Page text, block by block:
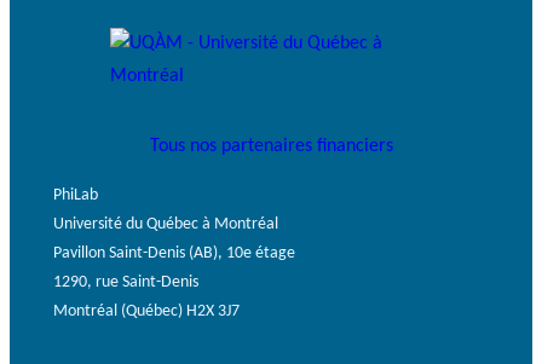
Tous nos partenaires financiers
PhiLab
Université du Québec à Montréal
Pavillon Saint-Denis (AB), 10e étage
1290, rue Saint-Denis
Montréal (Québec) H2X 3J7